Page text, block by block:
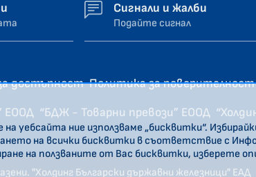
Сигнали и жалби
Подайте сигнал
достъпност Политика за поверителност
ЕООД “БДЖ - Товарни превози” ЕООД
"Холдинг Български държавни железници" ЕАД
уебсайта ние използваме „бисквитки“.
на всички бисквитки в съответствие с
на ползваните от Вас бисквитки, изберете